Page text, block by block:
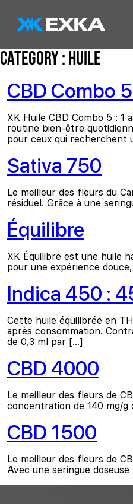
Category :Huile
CBD Combo 5
XK Huile CBD Combo 5 : 1
routine bien-être
pour ceux qui recherchent
Sativa 750
Le meilleur des fleurs du
résiduel. Grâce à une
Équilibre
XK Équilibre est une huile
pour une expérience
Indica 450 :
Cette huile équilibrée en
après consommation.
de 0,3 ml par […]
CBD 4000
Le meilleur des fleurs de
concentration de 140 mg/g
CBD 1500
Le meilleur des fleurs de
Avec une seringue